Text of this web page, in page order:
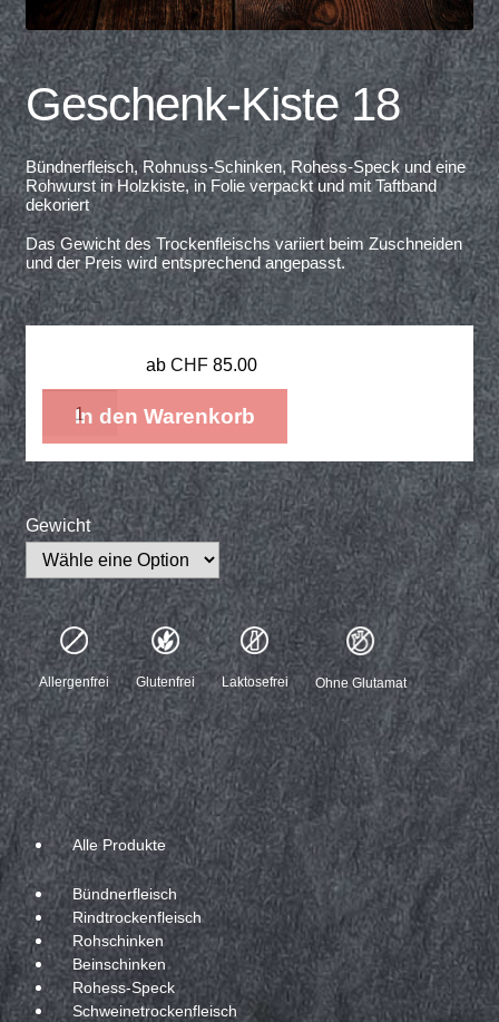
Geschenk-Kiste 18
Bündnerfleisch, Rohnuss-Schinken, Rohess-Speck und eine
Rohwurst in Holzkiste, in Folie verpackt und mit Taftband
dekoriert
Das Gewicht des Trockenfleischs variiert beim Zuschneiden
und der Preis wird entsprechend angepasst.
ab CHF85.00
Gewicht
Kiste
Menge
In den Warenkorb
Allergenfrei Glutenfrei Laktosefrei Ohne Glutamat
Alle Produkte
Bündnerfleisch
Rindtrockenfleisch
Rohschinken
Beinschinken
Rohess-Speck
Schweinetrockenfleisch